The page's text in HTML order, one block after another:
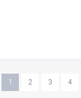
1 2 3 4